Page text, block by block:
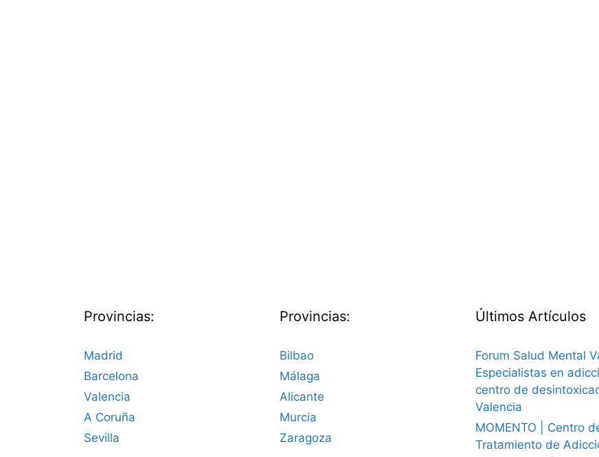
Provincias:
Madrid
Barcelona
Valencia
A Coruña
Sevilla
Provincias:
Bilbao
Málaga
Alicante
Murcia
Zaragoza
Últimos Artículos
Forum Salud Mental
Especialistas en
centro de
Valencia
MOMENTO | Centro
Tratamiento de